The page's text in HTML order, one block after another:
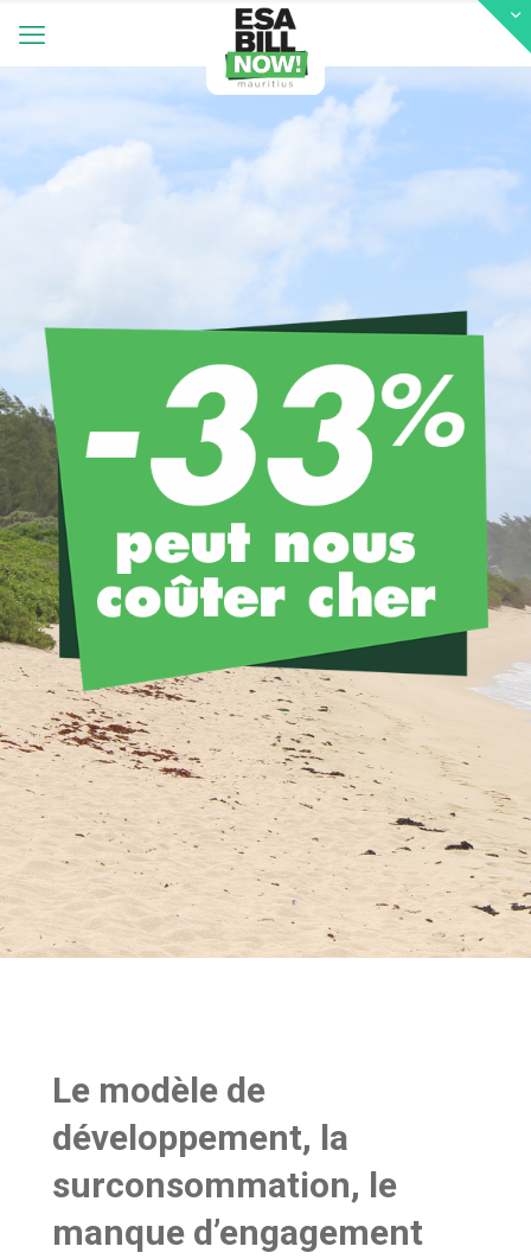
Le modèle de
développement, la
surconsommation, le
manque d’engagement